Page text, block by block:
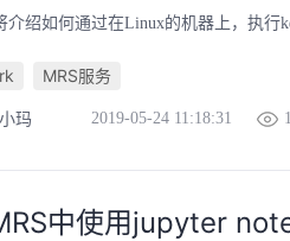
介绍如何通过在Linux的机器上，执行
MRS服务
小玛 2019-05-24 11:18:31
中使用jupyter